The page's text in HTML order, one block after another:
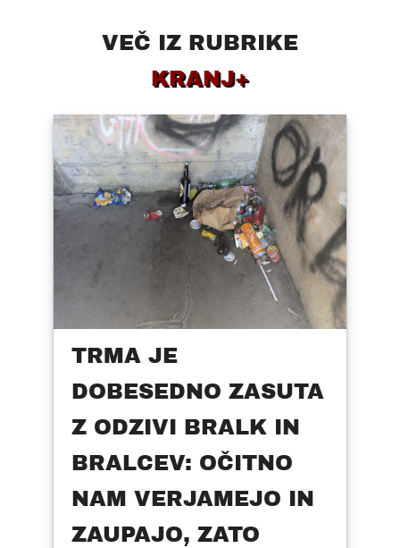
VEČ IZ RUBRIKE
KRANJ+
TRMA JE
DOBESEDNO ZASUTA
Z ODZIVI BRALK IN
BRALCEV: OČITNO
NAM VERJAMEJO IN
ZAUPAJO, ZATO